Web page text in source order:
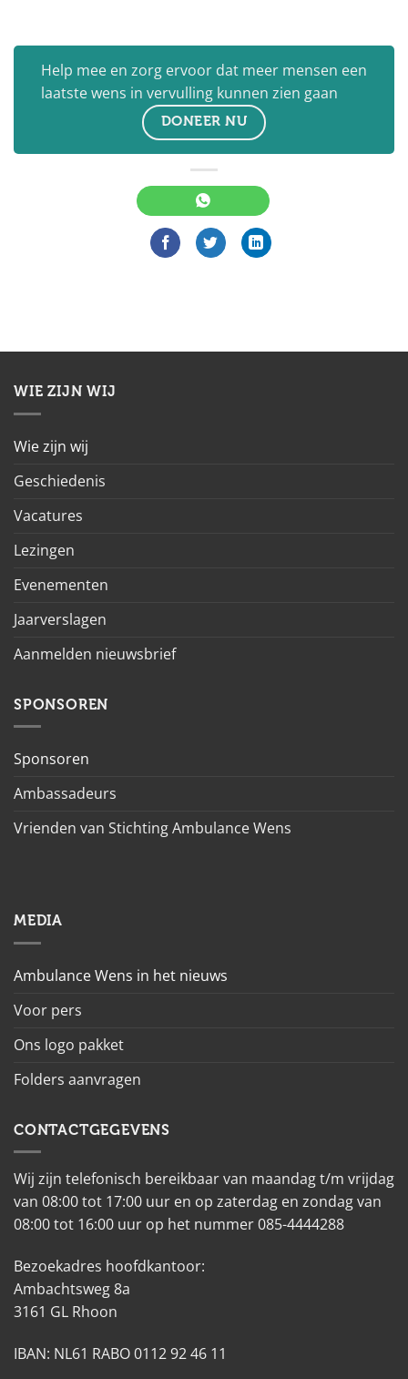
Help mee en zorg ervoor dat meer mensen een
laatste wens in vervulling kunnen zien gaan
DONEER NU
WIE ZIJN WIJ
Wie zijn wij
Geschiedenis
Vacatures
Lezingen
Evenementen
Jaarverslagen
Aanmelden nieuwsbrief
SPONSOREN
Sponsoren
Ambassadeurs
Vrienden van Stichting Ambulance Wens
MEDIA
Ambulance Wens in het nieuws
Voor pers
Ons logo pakket
Folders aanvragen
CONTACTGEGEVENS
Wij zijn telefonisch bereikbaar van maandag t/m vrijdag
van 08:00 tot 17:00 uur en op zaterdag en zondag van
08:00 tot 16:00 uur op het nummer 085-4444288
Bezoekadres hoofdkantoor:
Ambachtsweg 8a
3161 GL Rhoon
IBAN: NL61 RABO 0112 92 46 11